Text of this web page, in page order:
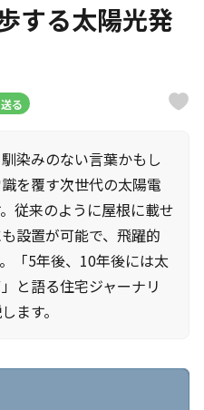
する太陽光発
る
染みのない言葉かもし
を覆す次世代の太陽電
従来のように屋根に載せ
設置が可能で、飛躍的
「5年後、10年後には太
と語る住宅ジャーナリ
ます。